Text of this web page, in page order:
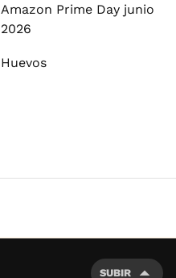
Amazon Prime Day junio
2026
Huevos
SUBIR